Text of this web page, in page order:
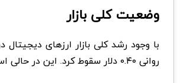
وضعیت کلی بازار
روانی ۰.۴۰ دلار سقوط کرد. این در حالی است که حجم معاملات توکن ترامپ طی ۴۸ ساعت از راه‌اندازی، به ۱۴.۸ میلیارد دلار رسیده و ارزش بازار آن از ۷.۲ میلیارد دلار عبور کرده است.